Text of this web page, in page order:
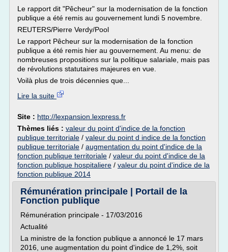
Le rapport dit "Pêcheur" sur la modernisation de la fonction
publique a été remis au gouvernement lundi 5 novembre.
REUTERS/Pierre Verdy/Pool
Le rapport Pêcheur sur la modernisation de la fonction
publique a été remis hier au gouvernement. Au menu: de
nombreuses propositions sur la politique salariale, mais pas
de révolutions statutaires majeures en vue.
Voilà plus de trois décennies que...
Lire la suite
Site : http://lexpansion.lexpress.fr
Thèmes liés : valeur du point d'indice de la fonction
publique territoriale / valeur du point d indice de la fonction
publique territoriale / augmentation du point d'indice de la
fonction publique territoriale / valeur du point d'indice de la
fonction publique hospitaliere / valeur du point d'indice de la
fonction publique 2014
Rémunération principale | Portail de la
Fonction publique
Rémunération principale - 17/03/2016
Actualité
La ministre de la fonction publique a annoncé le 17 mars
2016, une augmentation du point d'indice de 1,2%, soit